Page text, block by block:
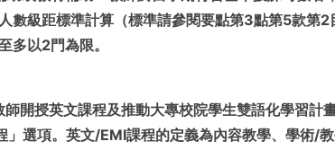
數級距標準計算（標準請參閱要點第3點第5款第
多以2門為限。
師開授英文課程及推動大專校院學生雙語化學習
」選項。英文/EMI課程的定義為內容教學、學術/